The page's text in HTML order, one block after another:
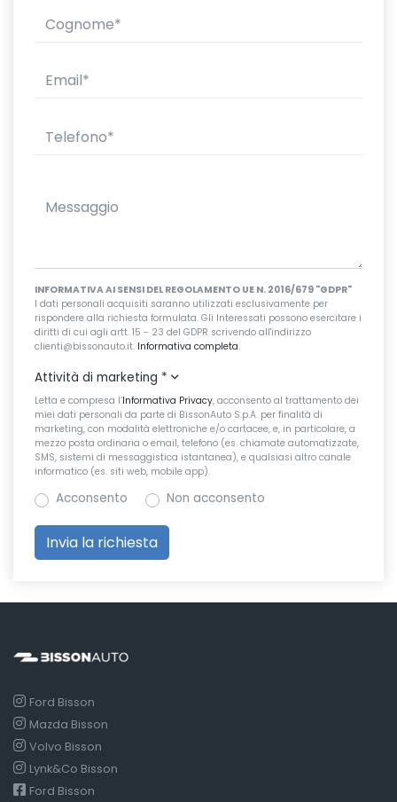
INFORMATIVA AI SENSI DEL REGOLAMENTO UE N. 2016/679 "GDPR"
I dati personali acquisiti saranno utilizzati esclusivamente per
rispondere alla richiesta formulata. Gli Interessati possono esercitare i
diritti di cui agli artt. 15 - 23 del GDPR scrivendo all'indirizzo
clienti@bissonauto.it. Informativa completa.
Attività di marketing *
Letta e compresa l’Informativa Privacy, acconsento al trattamento dei
miei dati personali da parte di BissonAuto S.p.A. per finalità di
marketing, con modalità elettroniche e/o cartacee, e, in particolare, a
mezzo posta ordinaria o email, telefono (es. chiamate automatizzate,
SMS, sistemi di messaggistica istantanea), e qualsiasi altro canale
informatico (es. siti web, mobile app).
Acconsento Non acconsento
Ford Bisson
Mazda Bisson
Volvo Bisson
Lynk&Co Bisson
Ford Bisson